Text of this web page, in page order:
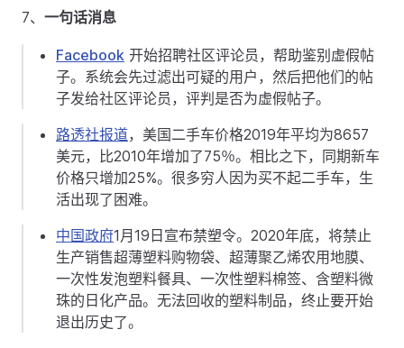
7、 一句话消息
Facebook 开始招聘社区评论员，帮助鉴别虚假帖
子。系统会先过滤出可疑的用户，然后把他们的帖
子发给社区评论员，评判是否为虚假帖子。
路透社报道，美国二手车价格2019年平均为8657
美元，比2010年增加了75％。相比之下，同期新车
价格只增加25%。很多穷人因为买不起二手车，生
活出现了困难。
中国政府1月19日宣布禁塑令。2020年底，将禁止
生产销售超薄塑料购物袋、超薄聚乙烯农用地膜、
一次性发泡塑料餐具、一次性塑料棉签、含塑料微
珠的日化产品。无法回收的塑料制品，终止要开始
退出历史了。